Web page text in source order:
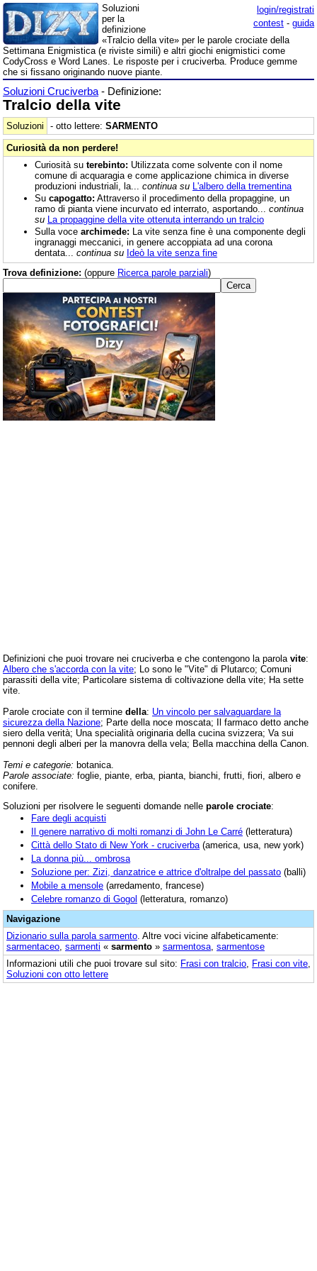
login/registrati
contest - guida
Soluzioni
per la
definizione
«Tralcio della vite» per le parole crociate della
Settimana Enigmistica (e riviste simili) e altri giochi enigmistici come
CodyCross e Word Lanes. Le risposte per i cruciverba. Produce gemme
che si fissano originando nuove piante.
Soluzioni Cruciverba - Definizione:
Tralcio della vite
Soluzioni - otto lettere: SARMENTO
Curiosità da non perdere!
Curiosità su terebinto: Utilizzata come solvente con il nome
comune di acquaragia e come applicazione chimica in diverse
produzioni industriali, la... continua su L'albero della trementina
Su capogatto: Attraverso il procedimento della propaggine, un
ramo di pianta viene incurvato ed interrato, asportando... continua
su La propaggine della vite ottenuta interrando un tralcio
Sulla voce archimede: La vite senza fine è una componente degli
ingranaggi meccanici, in genere accoppiata ad una corona
dentata... continua su Ideò la vite senza fine
Trova definizione: (oppure Ricerca parole parziali)
Definizioni che puoi trovare nei cruciverba e che contengono la parola vite:
Albero che s'accorda con la vite; Lo sono le "Vite" di Plutarco; Comuni
parassiti della vite; Particolare sistema di coltivazione della vite; Ha sette
vite.
Parole crociate con il termine della: Un vincolo per salvaguardare la
sicurezza della Nazione; Parte della noce moscata; Il farmaco detto anche
siero della verità; Una specialità originaria della cucina svizzera; Va sui
pennoni degli alberi per la manovra della vela; Bella macchina della Canon.
Temi e categorie: botanica.
Parole associate: foglie, piante, erba, pianta, bianchi, frutti, fiori, albero e
conifere.
Soluzioni per risolvere le seguenti domande nelle parole crociate:
Fare degli acquisti
Il genere narrativo di molti romanzi di John Le Carré (letteratura)
Città dello Stato di New York - cruciverba (america, usa, new york)
La donna più... ombrosa
Soluzione per: Zizi, danzatrice e attrice d'oltralpe del passato (balli)
Mobile a mensole (arredamento, francese)
Celebre romanzo di Gogol (letteratura, romanzo)
Navigazione
Dizionario sulla parola sarmento . Altre voci vicine alfabeticamente:
sarmentaceo sarmenti « sarmento » sarmentosa sarmentose
Informazioni utili che puoi trovare sul sito: Frasi con tralcio Frasi con vite
Soluzioni con otto lettere